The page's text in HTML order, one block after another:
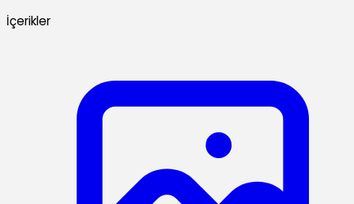
İçerikler